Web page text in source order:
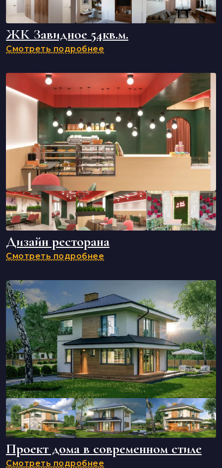
ЖК Завидное 54кв.м.
Смотреть подробнее
Дизайн ресторана
Смотреть подробнее
Проект дома в современном стиле
Смотреть подробнее